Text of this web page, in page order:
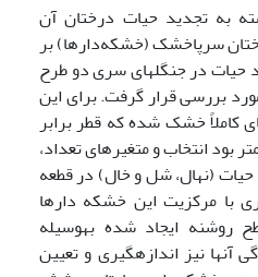
به تجدید حیات درختان آن
سرپاخشک (خشکه‌دارها) بر
حیات در جنگلهای سری دو طرح
بررسی قرار گرفت. برای این
سرپای کاملاً خشک شده که قطر برابر
از 50 سانتیمتر بود انتخاب و متغیرهای تعداد،
(نهال، شل و خال) در قطعه
دایره‌ای شکل 10 آری با مرکزیت این خشکه دارها
ایجاد شده به­وسیله
نیز اندازه­گیری و تعیین